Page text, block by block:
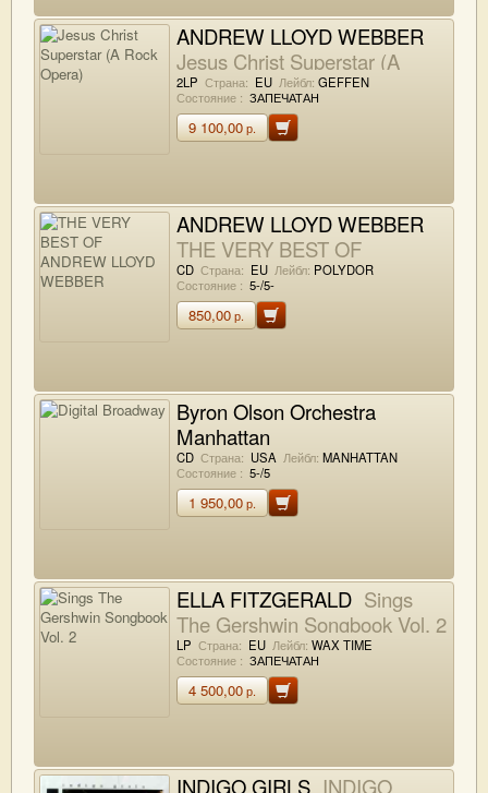
ANDREW LLOYD WEBBER
Jesus Christ Superstar (A
Rock Opera)
2LP Страна: EU Лейбл: GEFFEN
Состояние : ЗАПЕЧАТАН
9 100,00р.
ANDREW LLOYD WEBBER
THE VERY BEST OF
ANDREW LLOYD WEBBER
CD Страна: EU Лейбл: POLYDOR
Состояние : 5-/5-
850,00р.
Byron Olson Orchestra
Manhattan
Digital Broadway
CD Страна: USA Лейбл: MANHATTAN
Состояние : 5-/5
1 950,00р.
ELLA FITZGERALD Sings
The Gershwin Songbook Vol. 2
LP Страна: EU Лейбл: WAX TIME
Состояние : ЗАПЕЧАТАН
4 500,00р.
INDIGO GIRLS INDIGO